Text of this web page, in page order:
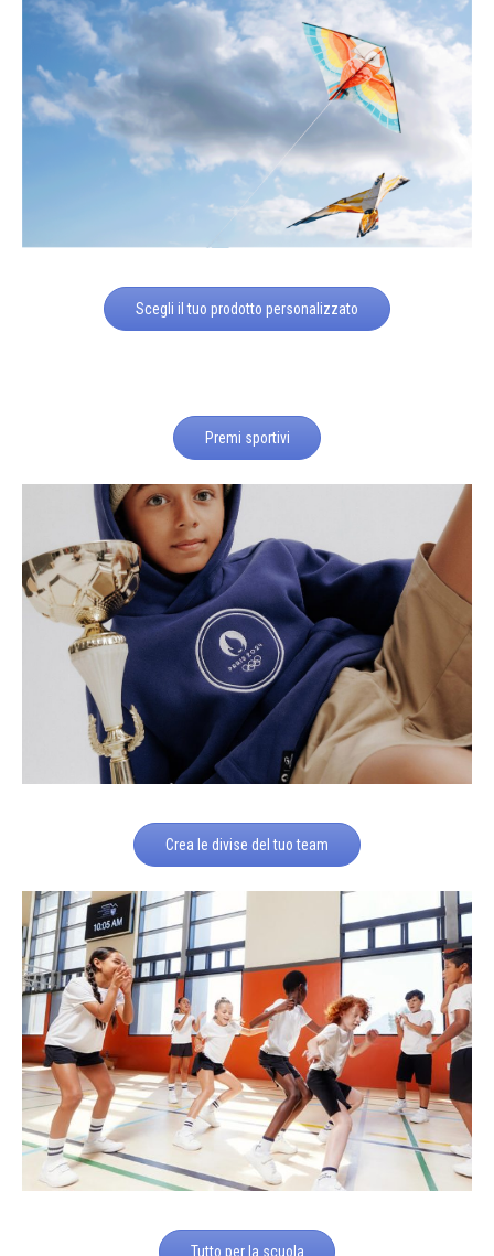
Scegli il tuo prodotto personalizzato
Premi sportivi
Crea le divise del tuo team
Tutto per la scuola